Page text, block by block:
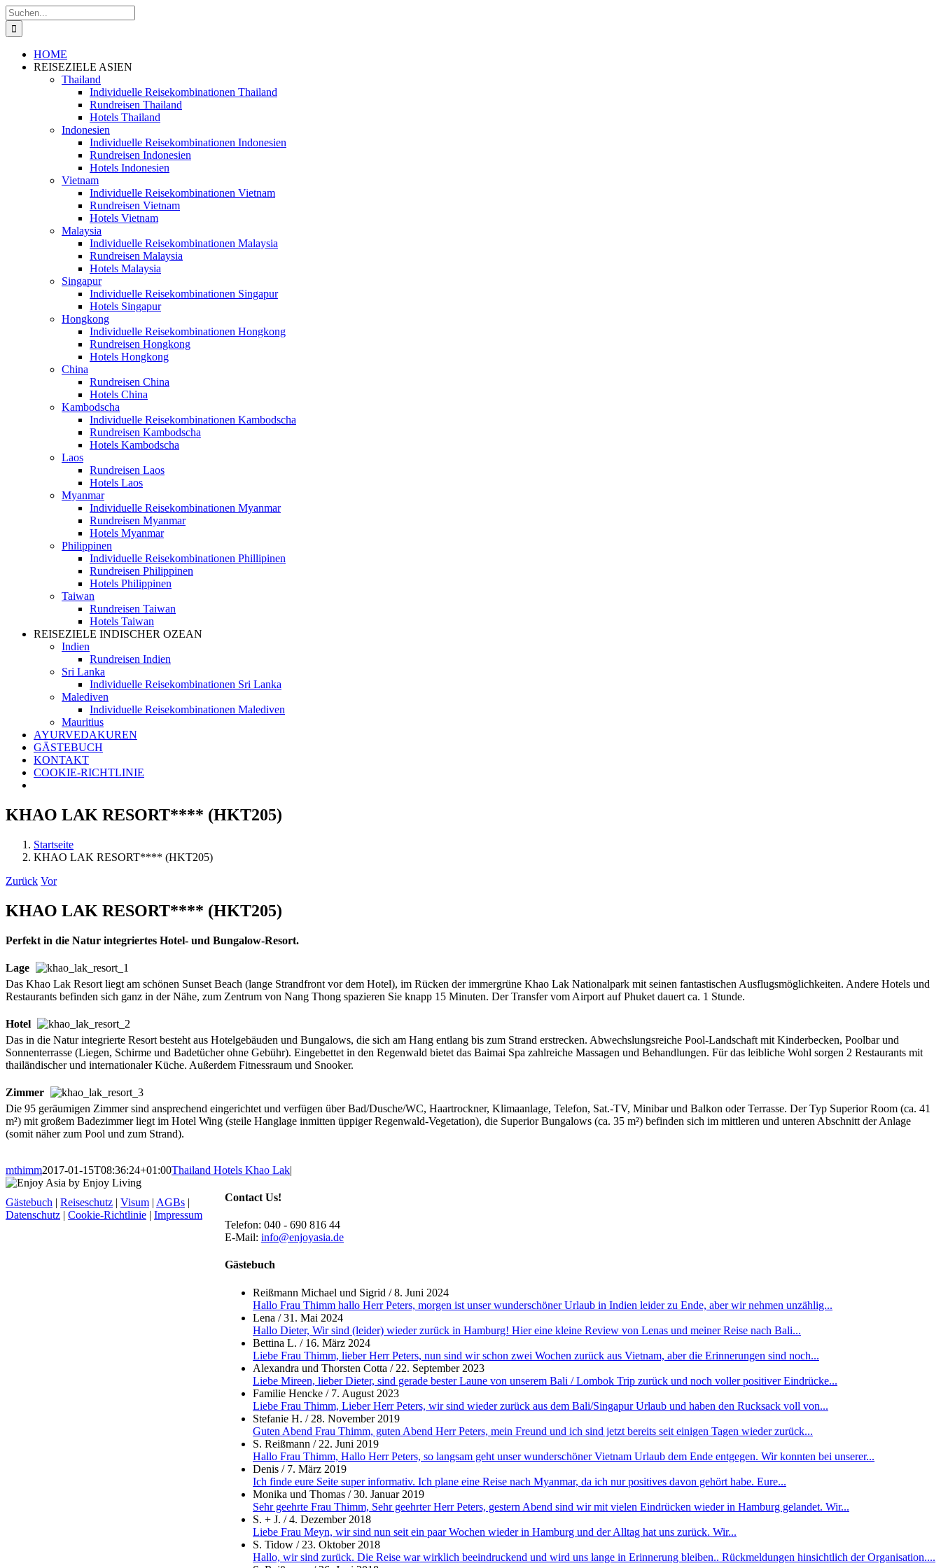
Zum
Inhalt
springen
Suche
nach:
HOME
REISEZIELE ASIEN
Thailand
Individuelle Reisekombinationen Thailand
Rundreisen Thailand
Hotels Thailand
Indonesien
Individuelle Reisekombinationen Indonesien
Rundreisen Indonesien
Hotels Indonesien
Vietnam
Individuelle Reisekombinationen Vietnam
Rundreisen Vietnam
Hotels Vietnam
Malaysia
Individuelle Reisekombinationen Malaysia
Rundreisen Malaysia
Hotels Malaysia
Singapur
Individuelle Reisekombinationen Singapur
Hotels Singapur
Hongkong
Individuelle Reisekombinationen Hongkong
Rundreisen Hongkong
Hotels Hongkong
China
Rundreisen China
Hotels China
Kambodscha
Individuelle Reisekombinationen Kambodscha
Rundreisen Kambodscha
Hotels Kambodscha
Laos
Rundreisen Laos
Hotels Laos
Myanmar
Individuelle Reisekombinationen Myanmar
Rundreisen Myanmar
Hotels Myanmar
Philippinen
Individuelle Reisekombinationen Phillipinen
Rundreisen Philippinen
Hotels Philippinen
Taiwan
Rundreisen Taiwan
Hotels Taiwan
REISEZIELE INDISCHER OZEAN
Indien
Rundreisen Indien
Sri Lanka
Individuelle Reisekombinationen Sri Lanka
Malediven
Individuelle Reisekombinationen Malediven
Mauritius
AYURVEDAKUREN
GÄSTEBUCH
KONTAKT
COOKIE-RICHTLINIE
KHAO LAK RESORT**** (HKT205)
Startseite
KHAO LAK RESORT**** (HKT205)
Zurück Vor
KHAO LAK RESORT**** (HKT205)
Perfekt in die Natur integriertes Hotel- und Bungalow-Resort.
Lage
Das Khao Lak Resort liegt am schönen Sunset Beach (lange Strandfront vor dem Hotel), im Rücken der immergrüne Khao Lak Nationalpark mit seinen fantastischen Ausflugsmöglichkeiten. Andere Hotels und
Restaurants befinden sich ganz in der Nähe, zum Zentrum von Nang Thong spazieren Sie knapp 15 Minuten. Der Transfer vom Airport auf Phuket dauert ca. 1 Stunde.
Hotel
Das in die Natur integrierte Resort besteht aus Hotelgebäuden und Bungalows, die sich am Hang entlang bis zum Strand erstrecken. Abwechslungsreiche Pool-Landschaft mit Kinderbecken, Poolbar und
Sonnenterrasse (Liegen, Schirme und Badetücher ohne Gebühr). Eingebettet in den Regenwald bietet das Baimai Spa zahlreiche Massagen und Behandlungen. Für das leibliche Wohl sorgen 2 Restaurants mit
thailändischer und internationaler Küche. Außerdem Fitnessraum und Snooker.
Zimmer
Die 95 geräumigen Zimmer sind ansprechend eingerichtet und verfügen über Bad/Dusche/WC, Haartrockner, Klimaanlage, Telefon, Sat.-TV, Minibar und Balkon oder Terrasse. Der Typ Superior Room (ca. 41
m²) mit großem Badezimmer liegt im Hotel Wing (steile Hanglage inmitten üppiger Regenwald-Vegetation), die Superior Bungalows (ca. 35 m²) befinden sich im mittleren und unteren Abschnitt der Anlage
(somit näher zum Pool und zum Strand).
mthimm2017-01-15T08:36:24+01:00Thailand Hotels Khao Lak|
Contact Us!
Telefon: 040 - 690 816 44
E-Mail: info@enjoyasia.de
Gästebuch
Reißmann Michael und Sigrid /8. Juni 2024
Hallo Frau Thimm hallo Herr Peters, morgen ist unser wunderschöner Urlaub in Indien leider zu Ende, aber wir nehmen unzählig...
Lena /31. Mai 2024
Hallo Dieter, Wir sind (leider) wieder zurück in Hamburg! Hier eine kleine Review von Lenas und meiner Reise nach Bali...
Bettina L. / 16. März 2024
Liebe Frau Thimm, lieber Herr Peters, nun sind wir schon zwei Wochen zurück aus Vietnam, aber die Erinnerungen sind noch...
Alexandra und Thorsten Cotta / 22. September 2023
Liebe Mireen, lieber Dieter, sind gerade bester Laune von unserem Bali / Lombok Trip zurück und noch voller positiver Eindrücke...
Familie Hencke / 7. August 2023
Liebe Frau Thimm, Lieber Herr Peters, wir sind wieder zurück aus dem Bali/Singapur Urlaub und haben den Rucksack voll von...
Stefanie H. / 28. November 2019
Guten Abend Frau Thimm, guten Abend Herr Peters, mein Freund und ich sind jetzt bereits seit einigen Tagen wieder zurück...
S. Reißmann / 22. Juni 2019
Hallo Frau Thimm, Hallo Herr Peters, so langsam geht unser wunderschöner Vietnam Urlaub dem Ende entgegen. Wir konnten bei unserer...
Denis / 7. März 2019
Ich finde eure Seite super informativ. Ich plane eine Reise nach Myanmar, da ich nur positives davon gehört habe. Eure...
Monika und Thomas /30. Januar 2019
Sehr geehrte Frau Thimm, Sehr geehrter Herr Peters, gestern Abend sind wir mit vielen Eindrücken wieder in Hamburg gelandet. Wir...
S. + J. /4. Dezember 2018
Liebe Frau Meyn, wir sind nun seit ein paar Wochen wieder in Hamburg und der Alltag hat uns zurück. Wir...
S. Tidow / 23. Oktober 2018
Hallo, wir sind zurück. Die Reise war wirklich beeindruckend und wird uns lange in Erinnerung bleiben.. Rückmeldungen hinsichtlich der Organisation....
Gästebuch | Reiseschutz | Visum | AGBs |
Datenschutz | Cookie-Richtlinie | Impressum